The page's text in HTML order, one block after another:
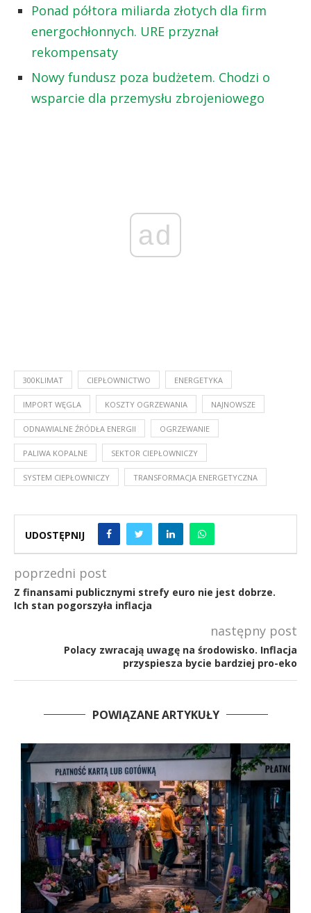
Ponad półtora miliarda złotych dla firm
energochłonnych. URE przyznał
rekompensaty
Nowy fundusz poza budżetem. Chodzi o
wsparcie dla przemysłu zbrojeniowego
ad
300KLIMAT CIEPŁOWNICTWO ENERGETYKA
IMPORT WĘGLA KOSZTY OGRZEWANIA NAJNOWSZE
ODNAWIALNE ŹRÓDŁA ENERGII OGRZEWANIE
PALIWA KOPALNE SEKTOR CIEPŁOWNICZY
SYSTEM CIEPŁOWNICZY TRANSFORMACJA ENERGETYCZNA
UDOSTĘPNIJ
poprzedni post
Z finansami publicznymi strefy euro nie jest dobrze.
Ich stan pogorszyła inflacja
następny post
Polacy zwracają uwagę na środowisko. Inflacja
przyspiesza bycie bardziej pro-eko
POWIĄZANE ARTYKUŁY